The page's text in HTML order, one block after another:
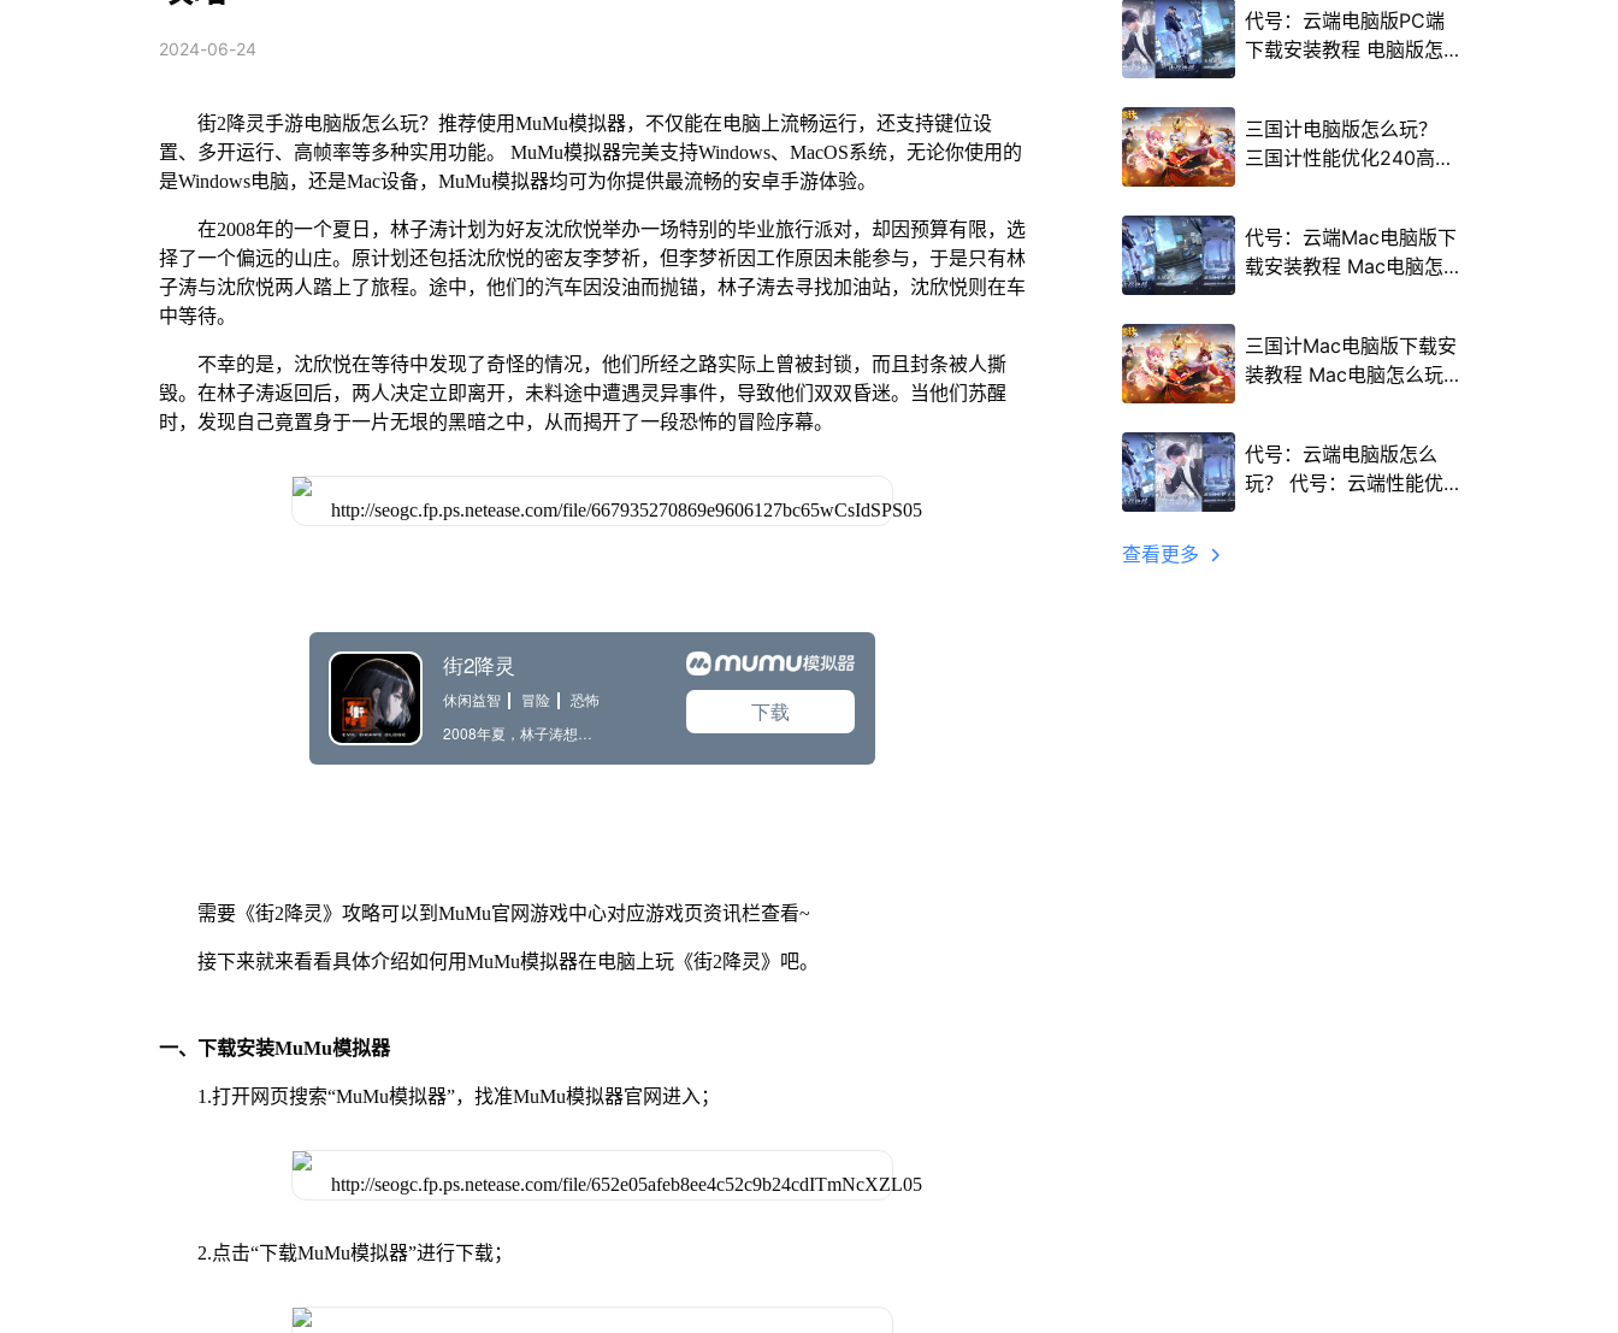
2024-06-24
街2降灵手游电脑版怎么玩？推荐使用MuMu模拟器，不仅能在电脑上流畅运行，还支持键位设
置、多开运行、高帧率等多种实用功能。 MuMu模拟器完美支持Windows、MacOS系统，无论你使用的
是Windows电脑，还是Mac设备，MuMu模拟器均可为你提供最流畅的安卓手游体验。
在2008年的一个夏日，林子涛计划为好友沈欣悦举办一场特别的毕业旅行派对，却因预算有限，选
择了一个偏远的山庄。原计划还包括沈欣悦的密友李梦祈，但李梦祈因工作原因未能参与，于是只有林
子涛与沈欣悦两人踏上了旅程。途中，他们的汽车因没油而抛锚，林子涛去寻找加油站，沈欣悦则在车
中等待。
不幸的是，沈欣悦在等待中发现了奇怪的情况，他们所经之路实际上曾被封锁，而且封条被人撕
毁。在林子涛返回后，两人决定立即离开，未料途中遭遇灵异事件，导致他们双双昏迷。当他们苏醒
时，发现自己竟置身于一片无垠的黑暗之中，从而揭开了一段恐怖的冒险序幕。
需要《街2降灵》攻略可以到MuMu官网游戏中心对应游戏页资讯栏查看~
接下来就来看看具体介绍如何用MuMu模拟器在电脑上玩《街2降灵》吧。
一、下载安装MuMu模拟器
1.打开网页搜索“MuMu模拟器”，找准MuMu模拟器官网进入；
2.点击“下载MuMu模拟器”进行下载；
代号：云端电脑版PC端
下载安装教程 电脑版怎
三国计电脑版怎么玩？
三国计性能优化240高帧
代号：云端Mac电脑版下
载安装教程 Mac电脑怎
三国计Mac电脑版下载安
装教程 Mac电脑怎么玩
代号：云端电脑版怎么
玩？ 代号：云端性能优
查看更多